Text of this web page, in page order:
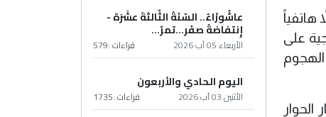
هاتفياً
على
عاشُورْاءُ.. السّنَةُ الثّالثةَ عشَرَة -
إِنتفاضةُ صفَر…تمرّ...
الأربعاء 05 آب 2026 قراءات :579
اليوم الحادي والأربعون
الأثنين 03 آب 2026 قراءات :1735